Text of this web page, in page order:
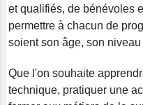
et qualifiés, de bénévoles
permettre à chacun de
soient son âge, son
Que l'on souhaite
technique, pratiquer une